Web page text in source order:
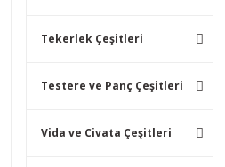
Tekerlek Çeşitleri
Testere ve Panç Çeşitleri
Vida ve Civata Çeşitleri